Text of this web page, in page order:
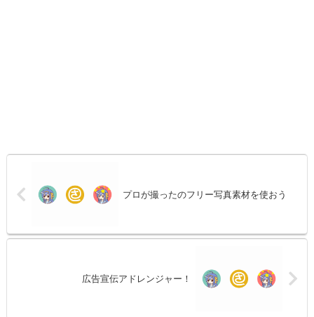
プロが撮ったのフリー写真素材を使おう
広告宣伝アドレンジャー！